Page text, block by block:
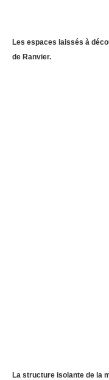
Les espaces laissés à
de Ranvier.
La structure isolante de la